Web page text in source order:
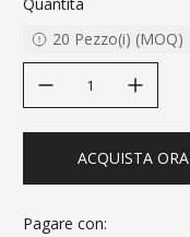
20 Pezzo(i) (MOQ)
ACQUISTA ORA
Pagare con: